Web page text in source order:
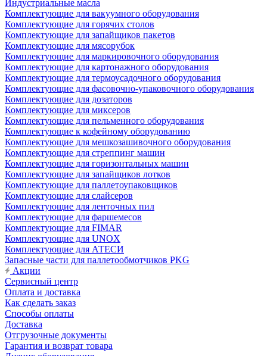
Индустриальные масла
Комплектующие для вакуумного оборудования
Комплектующие для горячих столов
Комплектующие для запайщиков пакетов
Комплектующие для мясорубок
Комплектующие для маркировочного оборудования
Комплектующие для картонажного оборудования
Комплектующие для термоусадочного оборудования
Комплектующие для фасовочно-упаковочного оборудования
Комплектующие для дозаторов
Комплектующие для миксеров
Комплектующие для пельменного оборудования
Комплектующие к кофейному оборудованию
Комплектующие для мешкозашивочного оборудования
Комплектующие для стреппинг машин
Комплектующие для горизонтальных машин
Комплектующие для запайщиков лотков
Комплектующие для паллетоупаковщиков
Комплектующие для слайсеров
Комплектующие для ленточных пил
Комплектующие для фаршемесов
Комплектующие для FIMAR
Комплектующие для UNOX
Комплектующие для АТЕСИ
Запасные части для паллетообмотчиков PKG
Акции
Сервисный центр
Оплата и доставка
Как сделать заказ
Способы оплаты
Доставка
Отгрузочные документы
Гарантия и возврат товара